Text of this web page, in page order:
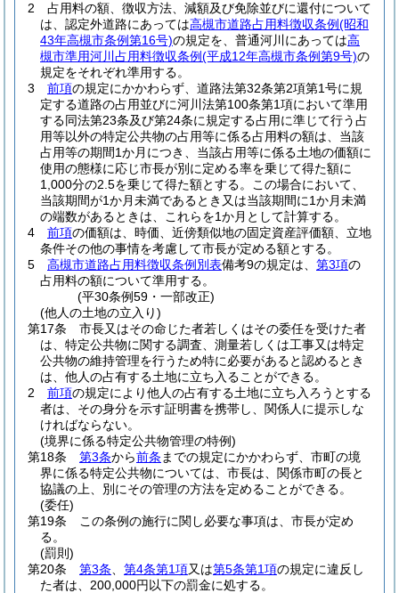
2
占用料の額、徴収方法、減額及び免除並びに還付について
は、認定外道路にあっては高槻市道路占用料徴収条例(昭和
43年高槻市条例第16号)の規定を、普通河川にあっては高
槻市準用河川占用料徴収条例(平成12年高槻市条例第9号)の
規定をそれぞれ準用する。
3
前項の規定にかかわらず、道路法第32条第2項第1号に規
定する道路の占用並びに河川法第100条第1項において準用
する同法第23条及び第24条に規定する占用に準じて行う占
用等以外の特定公共物の占用等に係る占用料の額は、当該
占用等の期間1か月につき、当該占用等に係る土地の価額に
使用の態様に応じ市長が別に定める率を乗じて得た額に
1,000分の2.5を乗じて得た額とする。
この場合において、
当該期間が1か月未満であるとき又は当該期間に1か月未満
の端数があるときは、これらを1か月として計算する。
4
前項の価額は、時価、近傍類似地の固定資産評価額、立地
条件その他の事情を考慮して市長が定める額とする。
5
高槻市道路占用料徴収条例別表備考9の規定は、 第3項の
占用料の額について準用する。
(平30条例59・一部改正)
(他人の土地の立入り)
第17条
市長又はその命じた者若しくはその委任を受けた者
は、特定公共物に関する調査、測量若しくは工事又は特定
公共物の維持管理を行うため特に必要があると認めるとき
は、他人の占有する土地に立ち入ることができる。
2
前項の規定により他人の占有する土地に立ち入ろうとする
者は、その身分を示す証明書を携帯し、関係人に提示しな
ければならない。
(境界に係る特定公共物管理の特例)
第18条
第3条から前条 までの規定にかかわらず、市町の境
界に係る特定公共物については、市長は、関係市町の長と
協議の上、別にその管理の方法を定めることができる。
(委任)
第19条
この条例の施行に関し必要な事項は、市長が定め
る。
(罰則)
第20条
第3条 第4条第1項又は第5条第1項の規定に違反し
た者は、200,000円以下の罰金に処する。